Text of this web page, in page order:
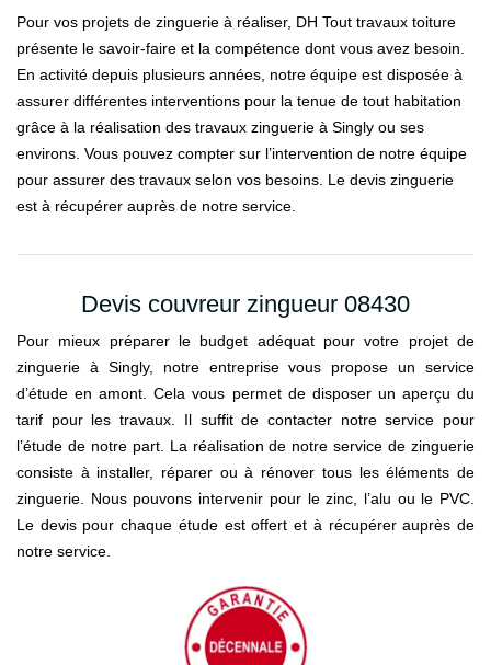
Pour vos projets de zinguerie à réaliser, DH Tout travaux toiture
présente le savoir-faire et la compétence dont vous avez besoin.
En activité depuis plusieurs années, notre équipe est disposée à
assurer différentes interventions pour la tenue de tout habitation
grâce à la réalisation des travaux zinguerie à Singly ou ses
environs. Vous pouvez compter sur l’intervention de notre équipe
pour assurer des travaux selon vos besoins. Le devis zinguerie
est à récupérer auprès de notre service.
Devis couvreur zingueur 08430
Pour mieux préparer le budget adéquat pour votre projet de
zinguerie à Singly, notre entreprise vous propose un service
d’étude en amont. Cela vous permet de disposer un aperçu du
tarif pour les travaux. Il suffit de contacter notre service pour
l’étude de notre part. La réalisation de notre service de zinguerie
consiste à installer, réparer ou à rénover tous les éléments de
zinguerie. Nous pouvons intervenir pour le zinc, l’alu ou le PVC.
Le devis pour chaque étude est offert et à récupérer auprès de
notre service.